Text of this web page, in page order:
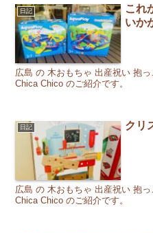
日記
これ
いか
広島 の 木おもちゃ 出産祝い 抱
Chica Chico のご紹介です。
日記 クリ
広島 の 木おもちゃ 出産祝い 抱
Chica Chico のご紹介です。